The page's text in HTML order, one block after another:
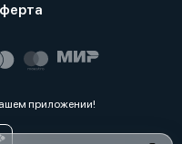
приложении!